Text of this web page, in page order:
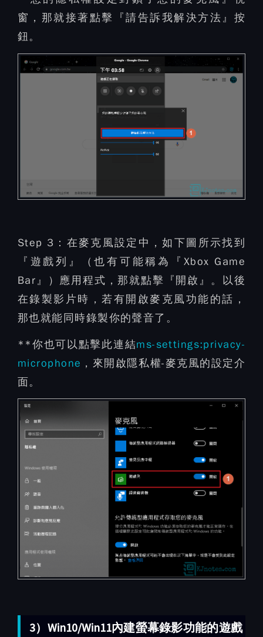
窗，那就接著點擊『請告訴我解決方法』按
鈕。
Step 3： 在麥克風設定中，如下圖所示找到
『遊戲列』（也有可能稱為『Xbox Game
Bar』）應用程式，那就點擊『開啟』。以後
在錄製影片時，若有開啟麥克風功能的話，
那也就能同時錄製你的聲音了。
**你也可以點擊此連結ms-settings:privacy-
microphone ，來開啟隱私權-麥克風的設定介
面。
3）Win10/Win11內建螢幕錄影功能的遊戲